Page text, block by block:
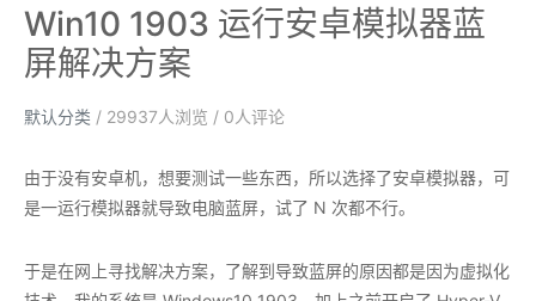
Win10 1903 运行安卓模拟器蓝
屏解决方案
默认分类 / 29937 人浏览 / 0 人评论
由于没有安卓机，想要测试一些东西，所以选择了安卓模拟器，可
是一运行模拟器就导致电脑蓝屏，试了 N 次都不行。
于是在网上寻找解决方案，了解到导致蓝屏的原因都是因为虚拟化